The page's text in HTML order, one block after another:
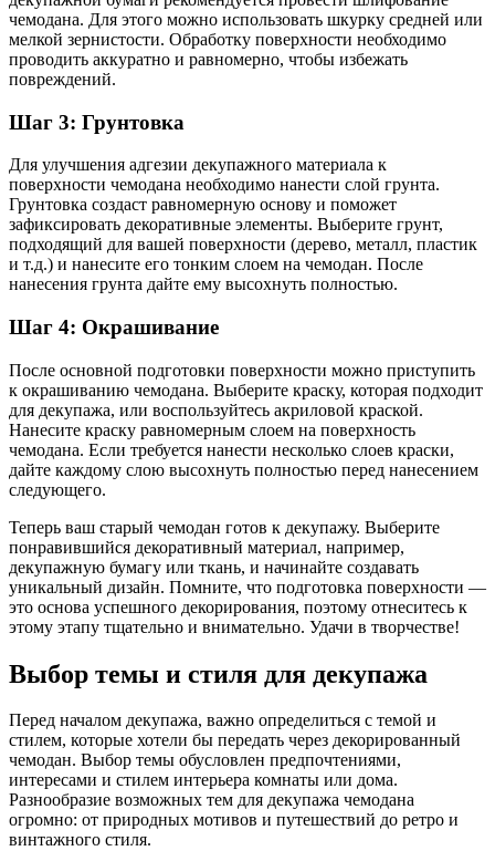
чемодана. Для этого можно использовать шкурку средней или
мелкой зернистости. Обработку поверхности необходимо
проводить аккуратно и равномерно, чтобы избежать
повреждений.
Шаг 3: Грунтовка
Для улучшения адгезии декупажного материала к
поверхности чемодана необходимо нанести слой грунта.
Грунтовка создаст равномерную основу и поможет
зафиксировать декоративные элементы. Выберите грунт,
подходящий для вашей поверхности (дерево, металл, пластик
и т.д.) и нанесите его тонким слоем на чемодан. После
нанесения грунта дайте ему высохнуть полностью.
Шаг 4: Окрашивание
После основной подготовки поверхности можно приступить
к окрашиванию чемодана. Выберите краску, которая подходит
для декупажа, или воспользуйтесь акриловой краской.
Нанесите краску равномерным слоем на поверхность
чемодана. Если требуется нанести несколько слоев краски,
дайте каждому слою высохнуть полностью перед нанесением
следующего.
Теперь ваш старый чемодан готов к декупажу. Выберите
понравившийся декоративный материал, например,
декупажную бумагу или ткань, и начинайте создавать
уникальный дизайн. Помните, что подготовка поверхности —
это основа успешного декорирования, поэтому отнеситесь к
этому этапу тщательно и внимательно. Удачи в творчестве!
Выбор темы и стиля для декупажа
Перед началом декупажа, важно определиться с темой и
стилем, которые хотели бы передать через декорированный
чемодан. Выбор темы обусловлен предпочтениями,
интересами и стилем интерьера комнаты или дома.
Разнообразие возможных тем для декупажа чемодана
огромно: от природных мотивов и путешествий до ретро и
винтажного стиля.